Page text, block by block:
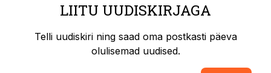
LIITU UUDISKIRJAGA
Telli uudiskiri ning saad oma postkasti päeva
olulisemad uudised.